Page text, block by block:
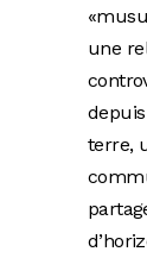
une
terre,